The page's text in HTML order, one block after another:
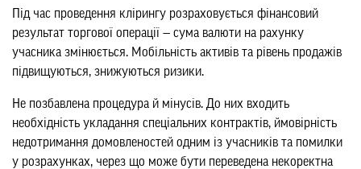
Під час проведення клірингу розраховується фінансовий
результат торгової операції — сума валюти на рахунку
учасника змінюється. Мобільність активів та рівень продажів
підвищуються, знижуються ризики.
Не позбавлена ​​процедура й мінусів. До них входить
необхідність укладання спеціальних контрактів, ймовірність
недотримання домовленостей одним із учасників та помилки
у розрахунках, через що може бути переведена некоректна